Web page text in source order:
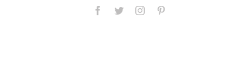
Facebook
TwitterInstagram